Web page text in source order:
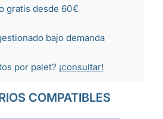
gratis desde 60€
bajo demanda
por palet? ¡consultar!
COMPATIBLES